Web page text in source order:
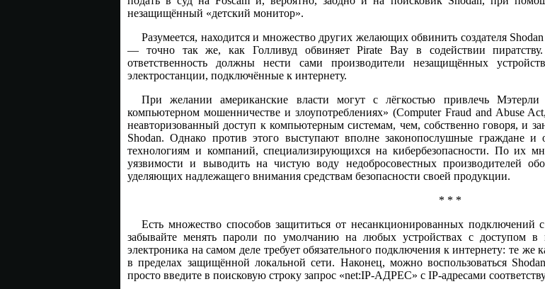
незащищённый «детский монитор».
Разумеется, находится и множество других желающих обвинить создателя
— точно так же, как Голливуд обвиняет Pirate Bay в содействии
ответственность должны нести сами производители незащищённых
электростанции, подключённые к интернету.
При желании американские власти могут с лёгкостью привлечь
компьютерном мошенничестве и злоупотреблениях» (Computer Fraud and Abuse
неавторизованный доступ к компьютерным системам, чем, собственно говоря, и
Shodan. Однако против этого выступают вполне законопослушные граждане и
технологиям и компаний, специализирующихся на кибербезопасности. По их
уязвимости и выводить на чистую воду недобросовестных производителей
уделяющих надлежащего внимания средствам безопасности своей продукции.
* * *
Есть множество способов защититься от несанкционированных
забывайте менять пароли по умолчанию на любых устройствах с доступом в
электроника на самом деле требует обязательного подключения к интернету: те же
в пределах защищённой локальной сети. Наконец, можно воспользоваться
просто введите в поисковую строку запрос «net:IP-AДРЕС» c IP-адресами